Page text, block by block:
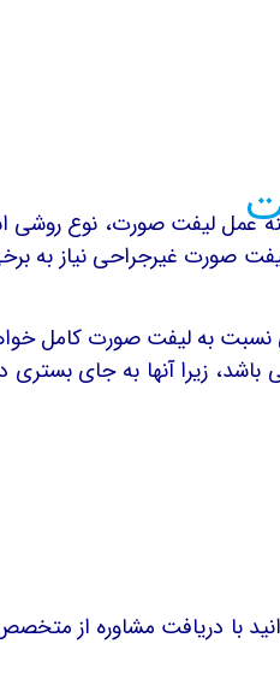
باشد ؟ مهمترین نکته در مورد هزینه
صورت غیرجراحی نیاز به
نسبت به لیفت صورت کامل
زیرا آنها به جای
با دریافت مشاوره از